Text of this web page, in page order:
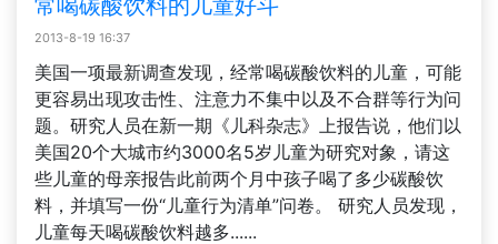
常喝碳酸饮料的儿童好斗
2013-8-19 16:37
美国一项最新调查发现，经常喝碳酸饮料的儿童，可能
更容易出现攻击性、注意力不集中以及不合群等行为问
题。研究人员在新一期《儿科杂志》上报告说，他们以
美国20个大城市约3000名5岁儿童为研究对象，请这
些儿童的母亲报告此前两个月中孩子喝了多少碳酸饮
料，并填写一份“儿童行为清单”问卷。 研究人员发现，
儿童每天喝碳酸饮料越多......